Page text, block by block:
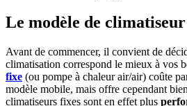
Le modèle de climatiseur
Avant de commencer, il convient de
climatisation correspond le mieux à vos
fixe (ou pompe à chaleur air/air) coûte
modèle mobile, mais offre cependant
climatiseurs fixes sont en effet plus